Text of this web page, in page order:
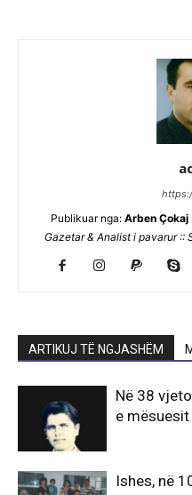
Publikuar nga: Arben Çokaj
Gazetar & Analist i pavarur ::
ARTIKUJ TË NGJASHËM
Në 38
e mësuesit
Ishes, në